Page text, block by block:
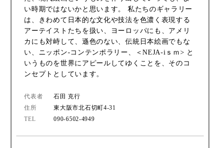
い時期ではないかと思います。 私たちのギャラリー
は、きわめて日本的な文化や技法を色濃く表現する
アーテイストたちを扱い、ヨーロッパにも、アメリ
カにも対峙して、遜色のない、伝統日本絵画でもな
い、ニッポン-コンテンポラリー、＜NEJA-iｓｍ> と
いうものを世界にアピールしてゆくことを、そのコ
ンセプトとしています。
代表者
石田 克行
住所
東大阪市北石切町4-31
TEL
090-6502-4949